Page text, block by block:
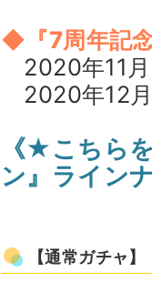
◆『7周年記
2020年11月
2020年12
《★こちら
ン』ライン
【通常ガチャ】